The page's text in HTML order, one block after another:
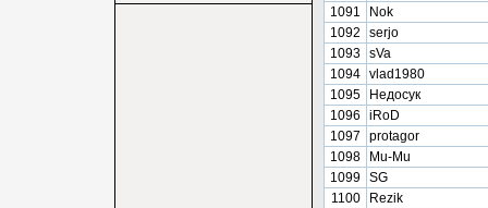
1091
Nok
1092
serjo
1093 sVa
1094 vlad1980
1095
Недосук
1096
iRoD
1097
protagor
1098
Mu-Mu
1099 SG
1100
Rezik